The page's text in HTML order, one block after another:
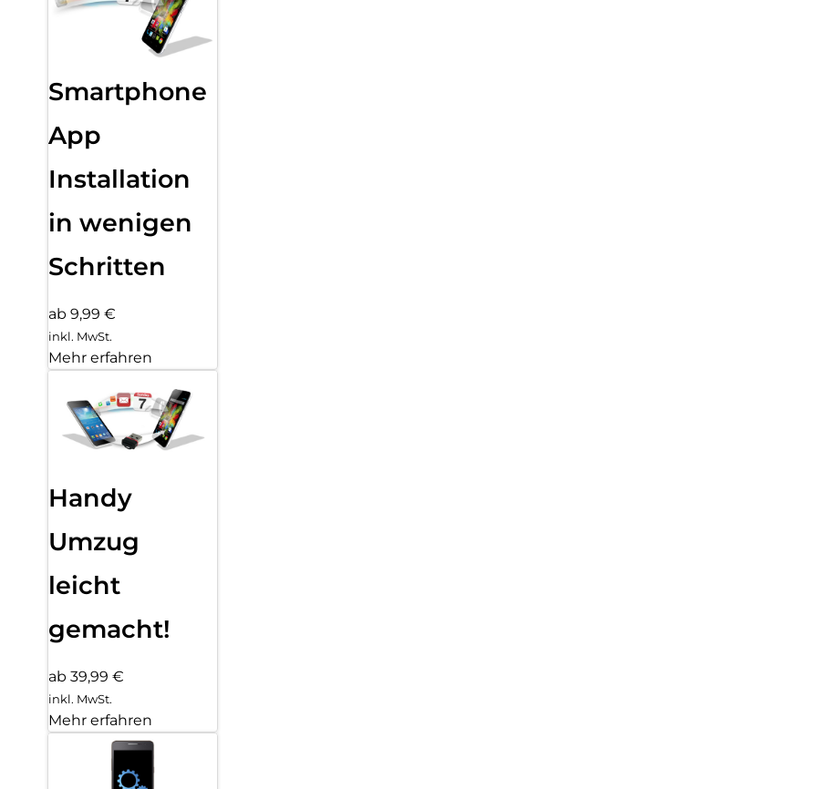
Smartphone
App
Installation
in wenigen
Schritten
ab 9,99 €
inkl. MwSt.
Mehr erfahren
Handy
Umzug
leicht
gemacht!
ab 39,99 €
inkl. MwSt.
Mehr erfahren